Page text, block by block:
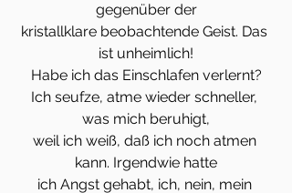
gegenüber der
kristallklare beobachtende Geist. Das
ist unheimlich!
Habe ich das Einschlafen verlernt?
Ich seufze, atme wieder schneller,
was mich beruhigt,
weil ich weiß, daß ich noch atmen
kann. Irgendwie hatte
ich Angst gehabt, ich, nein, mein